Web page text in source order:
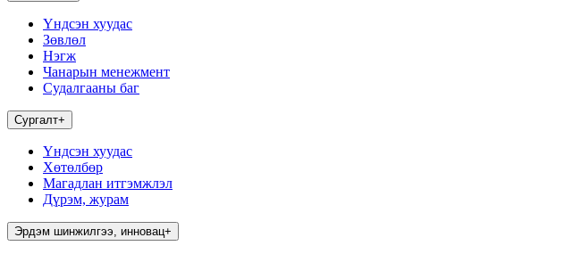
Үндсэн хуудас
Зөвлөл
Нэгж
Чанарын менежмент
Судалгааны баг
Сургалт+
Үндсэн хуудас
Хөтөлбөр
Магадлан итгэмжлэл
Дүрэм, журам
Эрдэм шинжилгээ, инновац+